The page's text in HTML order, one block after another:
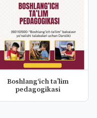
Boshlang‘ich ta’lim
pedagogikasi